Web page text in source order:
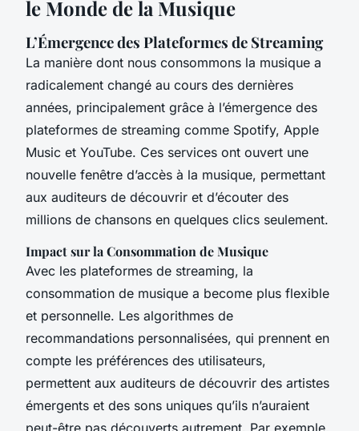
le Monde de la Musique
L’Émergence des Plateformes de Streaming
La manière dont nous consommons la musique a
radicalement changé au cours des dernières
années, principalement grâce à l’émergence des
plateformes de streaming comme Spotify, Apple
Music et YouTube. Ces services ont ouvert une
nouvelle fenêtre d’accès à la musique, permettant
aux auditeurs de découvrir et d’écouter des
millions de chansons en quelques clics seulement.
Impact sur la Consommation de Musique
Avec les plateformes de streaming, la
consommation de musique a become plus flexible
et personnelle. Les algorithmes de
recommandations personnalisées, qui prennent en
compte les préférences des utilisateurs,
permettent aux auditeurs de découvrir des artistes
émergents et des sons uniques qu’ils n’auraient
peut-être pas découverts autrement. Par exemple,